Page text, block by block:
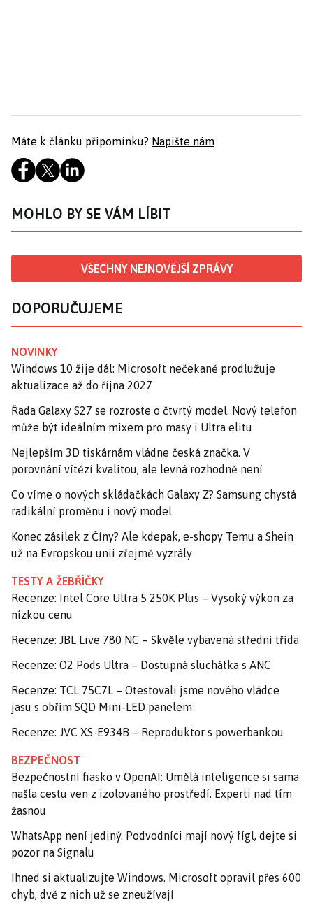
Máte k článku připomínku? Napište nám
MOHLO BY SE VÁM LÍBIT
VŠECHNY NEJNOVĚJŠÍ ZPRÁVY
DOPORUČUJEME
NOVINKY
Windows 10 žije dál: Microsoft nečekaně prodlužuje
aktualizace až do října 2027
Řada Galaxy S27 se rozroste o čtvrtý model. Nový telefon
může být ideálním mixem pro masy i Ultra elitu
Nejlepším 3D tiskárnám vládne česká značka. V
porovnání vítězí kvalitou, ale levná rozhodně není
Co víme o nových skládačkách Galaxy Z? Samsung chystá
radikální proměnu i nový model
Konec zásilek z Číny? Ale kdepak, e-shopy Temu a Shein
už na Evropskou unii zřejmě vyzrály
TESTY A ŽEBŘÍČKY
Recenze: Intel Core Ultra 5 250K Plus – Vysoký výkon za
nízkou cenu
Recenze: JBL Live 780 NC – Skvěle vybavená střední třída
Recenze: O2 Pods Ultra – Dostupná sluchátka s ANC
Recenze: TCL 75C7L – Otestovali jsme nového vládce
jasu s obřím SQD Mini-LED panelem
Recenze: JVC XS-E934B – Reproduktor s powerbankou
BEZPEČNOST
Bezpečnostní fiasko v OpenAI: Umělá inteligence si sama
našla cestu ven z izolovaného prostředí. Experti nad tím
žasnou
WhatsApp není jediný. Podvodníci mají nový fígl, dejte si
pozor na Signalu
Ihned si aktualizujte Windows. Microsoft opravil přes 600
chyb, dvě z nich už se zneužívají